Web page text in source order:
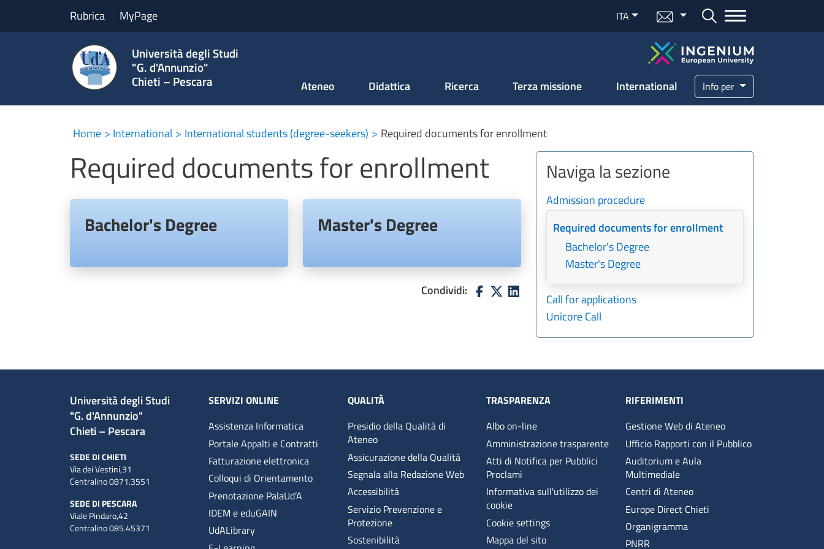
Rubrica MyPage ITA Menu mail Bottone cerca
Università degli Studi
"G. d'Annunzio"
Chieti – Pescara Ateneo Didattica Ricerca Terza missione International Info per
Home International International students (degree-seekers) Required documents for enrollment
Required documents for enrollment
Bachelor's Degree Master's Degree
Condividi:
Naviga la sezione
Admission procedure
Required documents for enrollment
Bachelor's Degree
Master's Degree
Call for applications
Unicore Call
Università degli Studi
"G. d'Annunzio"
Chieti – Pescara
SEDE DI CHIETI
Via dei Vestini,31
Centralino 0871.3551
SEDE DI PESCARA
Viale Pindaro,42
Centralino 085.45371
SERVIZI ONLINE
Assistenza Informatica
Portale Appalti e Contratti
Fatturazione elettronica
Colloqui di Orientamento
Prenotazione PalaUd’A
IDEM e eduGAIN
UdALibrary
QUALITÀ
Presidio della Qualità di
Ateneo
Assicurazione della Qualità
Segnala alla Redazione Web
Accessibilità
Servizio Prevenzione e
Protezione
Sostenibilità
TRASPARENZA
Albo on-line
Amministrazione trasparente
Atti di Notifica per Pubblici
Proclami
Informativa sull'utilizzo dei
cookie
Cookie settings
Mappa del sito
RIFERIMENTI
Gestione Web di Ateneo
Ufficio Rapporti con il Pubblico
Auditorium e Aula
Multimediale
Centri di Ateneo
Europe Direct Chieti
Organigramma
PNRR